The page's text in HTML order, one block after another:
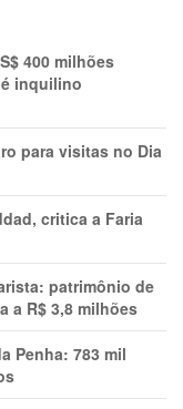
400 milhões
inquilino
para visitas no Dia
critica a Faria
patrimônio de
a R$ 3,8 milhões
Penha: 783 mil